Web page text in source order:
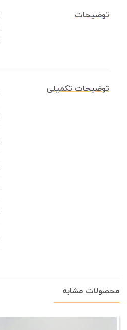
توضیحات
توضیحات تکمیلی
محصولات مشابه